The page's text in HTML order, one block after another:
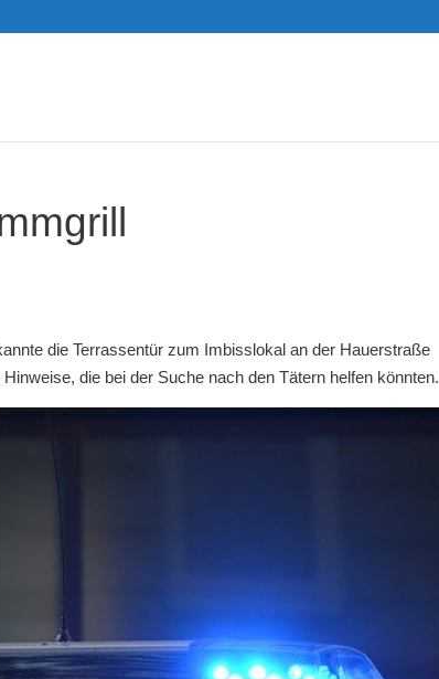
die Terrassentür zum Imbisslokal an der Hauerstraße
die bei der Suche nach den Tätern helfen könnten.